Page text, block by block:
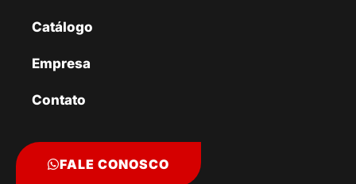
Catálogo
Empresa
Contato
FALE CONOSCO